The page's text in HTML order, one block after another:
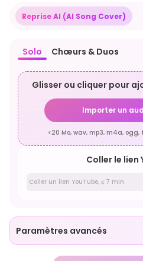
Reprise AI (AI Song Cover)
Solo Chœurs & Duos
Glisser ou cliquer pour
Importer un
<20 Mo, wav, mp3, m4a,
Coller le lien
Paramètres avancés